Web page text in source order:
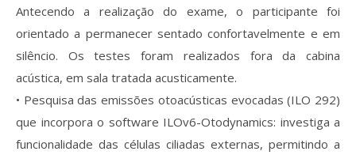
Antecendo a realização do exame, o participante foi
orientado a permanecer sentado confortavelmente e em
silêncio. Os testes foram realizados fora da cabina
acústica, em sala tratada acusticamente.
• Pesquisa das emissões otoacústicas evocadas (ILO 292)
que incorpora o software ILOv6-Otodynamics: investiga a
funcionalidade das células ciliadas externas, permitindo a